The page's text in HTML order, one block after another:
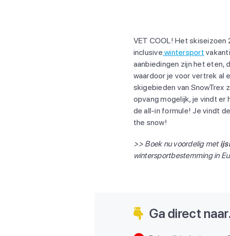
VET COOL! Het
inclusive wintersport
aanbiedingen zijn het eten,
waardoor je voor vertrek al
skigebieden van SnowTrex
opvang mogelijk, je vindt
de all-in formule! Je vindt
the snow!
>> Boek nu voordelig met
wintersportbestemming in
Ga direct